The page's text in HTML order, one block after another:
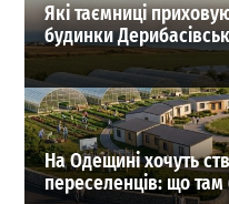
Які таємниці
будинки
На Одещині хочуть
переселенців: що